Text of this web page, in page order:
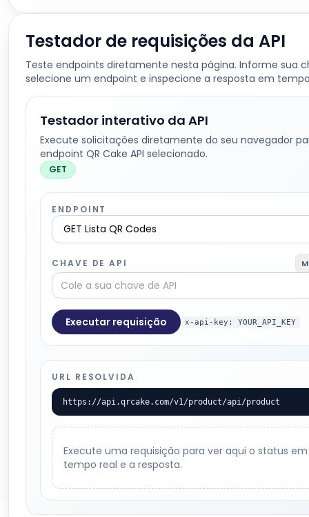
Testador de requisições da API
Teste endpoints diretamente nesta página. Informe sua
selecione um endpoint e inspecione a resposta em
Testador interativo da API
Execute solicitações diretamente do seu navegador
endpoint QR Cake API selecionado.
GET
ENDPOINT
CHAVE DE API
Executar requisição x-api-key: YOUR_API_KEY
URL RESOLVIDA
https://api.qrcake.com/v1/product/api/product
Execute uma requisição para ver aqui o status em
tempo real e a resposta.